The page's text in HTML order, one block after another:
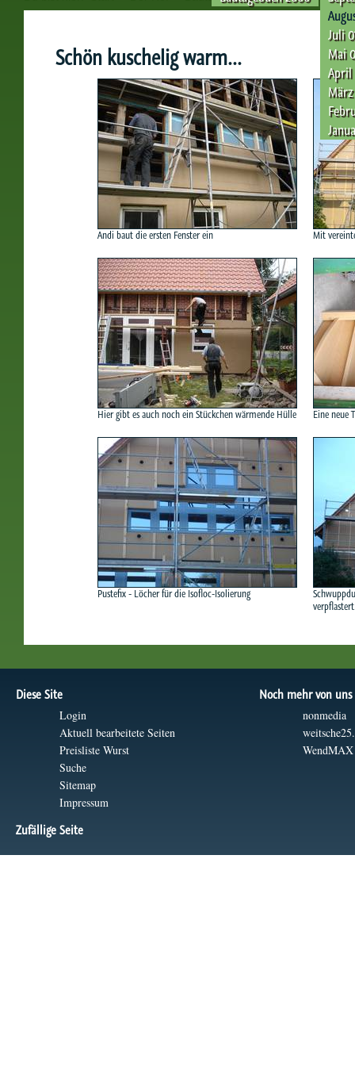
Juli
Mai
April
Schön kuschelig warm...
Andi baut die ersten Fenster ein Mit
Hier gibt es auch noch ein Stückchen wärmende Hülle Eine neue
Pustefix - Löcher für die Isofloc-Isolierung
Diese Site
Login
Aktuell bearbeitete Seiten
Preisliste Wurst
Suche
Sitemap
Impressum
Zufällige Seite
Noch mehr von uns
nonmedia
WendMAX